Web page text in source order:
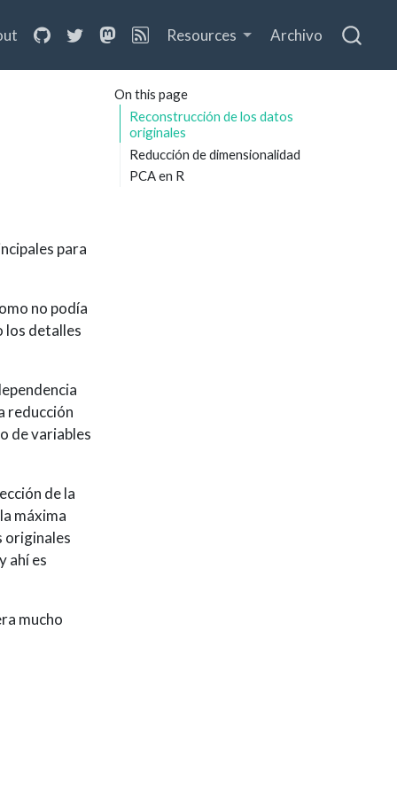
Resources Archivo
On this page
Reconstrucción de los datos
originales
Reducción de dimensionalidad
PCA en R
para
no podía
los detalles
reducción
de variables
de la
máxima
originales
ahí es
mucho